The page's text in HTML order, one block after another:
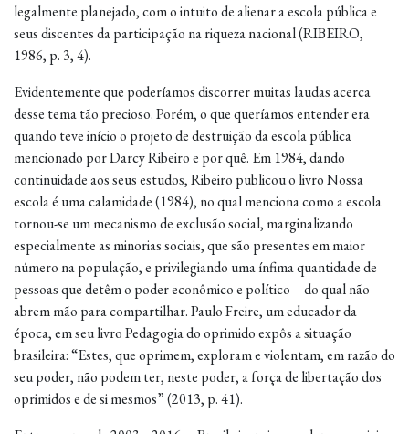
legalmente planejado, com o intuito de alienar a escola pública e
seus discentes da participação na riqueza nacional (RIBEIRO,
1986, p. 3, 4).
Evidentemente que poderíamos discorrer muitas laudas acerca
desse tema tão precioso. Porém, o que queríamos entender era
quando teve início o projeto de destruição da escola pública
mencionado por Darcy Ribeiro e por quê. Em 1984, dando
continuidade aos seus estudos, Ribeiro publicou o livro Nossa
escola é uma calamidade (1984), no qual menciona como a escola
tornou-se um mecanismo de exclusão social, marginalizando
especialmente as minorias sociais, que são presentes em maior
número na população, e privilegiando uma ínfima quantidade de
pessoas que detêm o poder econômico e político – do qual não
abrem mão para compartilhar. Paulo Freire, um educador da
época, em seu livro Pedagogia do oprimido expôs a situação
brasileira: “Estes, que oprimem, exploram e violentam, em razão do
seu poder, não podem ter, neste poder, a força de libertação dos
oprimidos e de si mesmos” (2013, p. 41).